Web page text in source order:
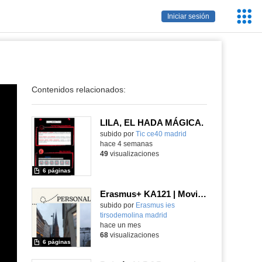
Iniciar sesión
Contenidos relacionados:
LILA, EL HADA MÁGICA.
subido por Tic ce40 madrid
6 páginas
hace 4 semanas
49visualizaciones
Erasmus+ KA121 | Moving People | Student Presentation 2 | Neustadt 2024
Contenido educativo.
subido por Erasmus ies
tirsodemolina madrid
6 páginas
hace un mes
68visualizaciones